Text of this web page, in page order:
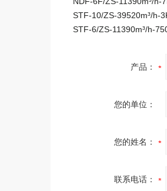
产品：
您的单位：
您的姓名：
联系电话：